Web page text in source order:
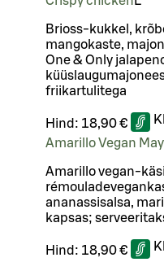
Brioss-kukkel,
mangokaste,
One & Only
friikartulitega
Hind: 18,90 €
Amarillo Vegan
Amarillo vegan-
ananassisalsa,
kapsas;
Hind: 18,90 €